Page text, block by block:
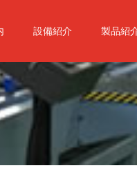
設備紹介 製品紹